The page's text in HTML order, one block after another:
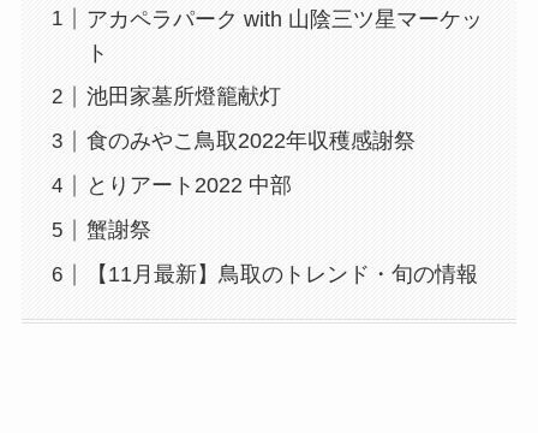
アカペラパーク with 山陰三ツ星マーケッ
ト
池田家墓所燈籠献灯
食のみやこ鳥取2022年収穫感謝祭
とりアート2022 中部
蟹謝祭
【11月最新】鳥取のトレンド・旬の情報